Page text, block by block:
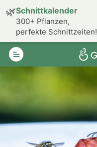
🌿Schnittkalender
300+ Pflanzen,
perfekte Schnittzeiten!